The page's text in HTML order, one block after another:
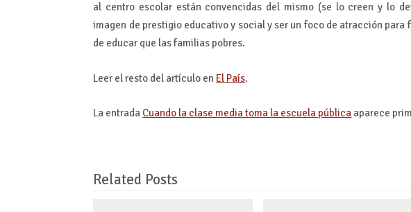
al centro escolar están convencidas del mismo (se lo creen y lo
imagen de prestigio educativo y social y ser un foco de atracción
de educar que las familias pobres.
Leer el resto del artículo en El País.
La entrada Cuando la clase media toma la escuela pública aparece
Related Posts